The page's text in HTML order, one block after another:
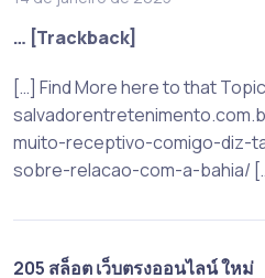
… [Trackback]
[…] Find More here to that
muito-receptivo-comigo-diz-
sobre-relacao-com-a-bahia/
205 สล็อต เว็บตรงออนไลน์ ใหม่